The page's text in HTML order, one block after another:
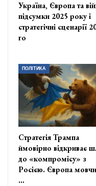
Україна, Європа та
підсумки 2025 року і
стратегічні сценарії
го
ПОЛІТИКА
Стратегія Трампа
ймовірно відкриває
до «компромісу» з
Росією. Європа
…